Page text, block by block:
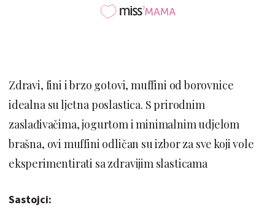
Zdravi, fini i brzo gotovi, muffini od borovnice
idealna su ljetna poslastica. S prirodnim
zaslađivačima, jogurtom i minimalnim udjelom
brašna, ovi muffini odličan su izbor za sve koji vole
eksperimentirati sa zdravijim slasticama
Sastojci: